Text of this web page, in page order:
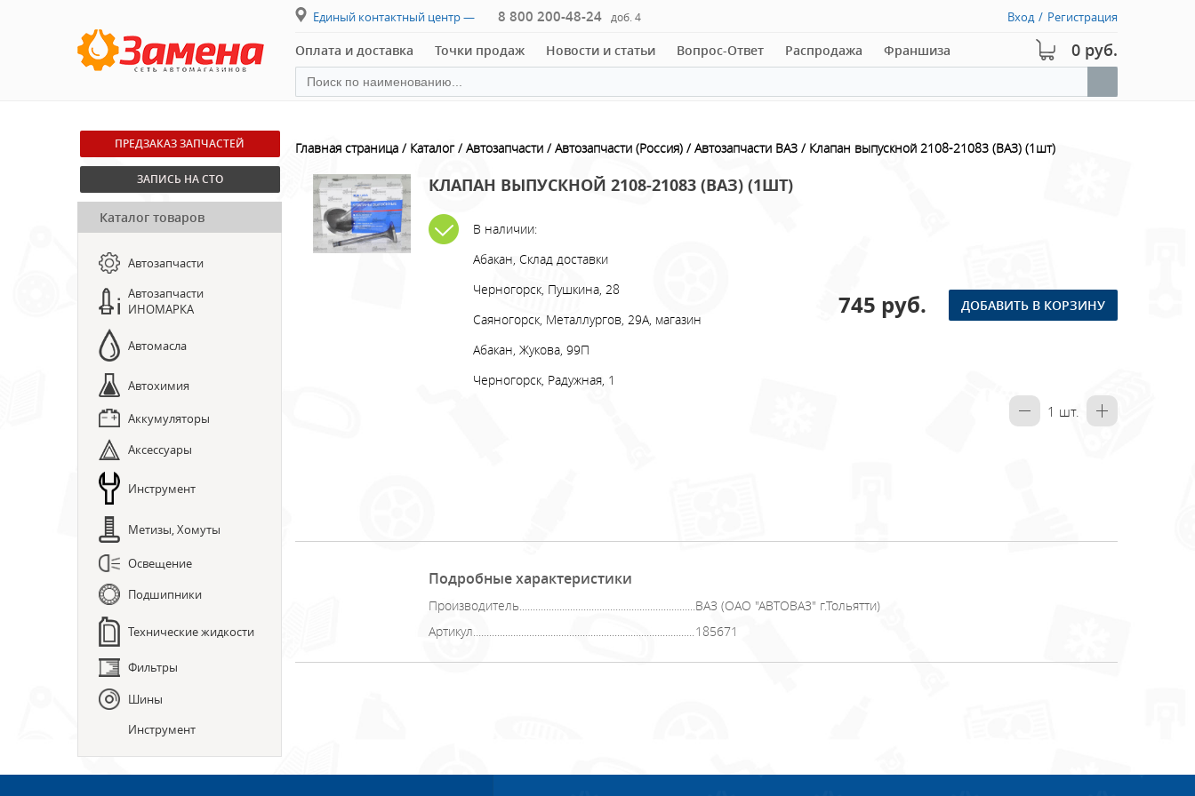
Единый контактный центр — 8 800 200-48-24 доб. 4 Вход / Регистрация
Оплата и доставка Точки продаж Новости и статьи Вопрос-Ответ Распродажа Франшиза 0 руб.
ПРЕДЗАКАЗ ЗАПЧАСТЕЙ
ЗАПИСЬ НА СТО
Каталог товаров
Автозапчасти
Автозапчасти
ИНОМАРКА
Автомасла
Автохимия
Аккумуляторы
Аксессуары
Инструмент
Метизы, Хомуты
Освещение
Подшипники
Технические жидкости
Фильтры
Шины
Инструмент
Главная страница Каталог Автозапчасти Автозапчасти (Россия) Автозапчасти ВАЗ Клапан выпускной 2108-21083 (ВАЗ) (1шт)
КЛАПАН ВЫПУСКНОЙ 2108-21083 (ВАЗ) (1ШТ)
В наличии:
Абакан, Склад доставки
Черногорск, Пушкина, 28
Саяногорск, Металлургов, 29А, магазин
Абакан, Жукова, 99П
Черногорск, Радужная, 1
745 руб. ДОБАВИТЬ В КОРЗИНУ
1 шт.
Подробные характеристики
Производитель
ВАЗ (ОАО "АВТОВАЗ" г.Тольятти)
Артикул
185671